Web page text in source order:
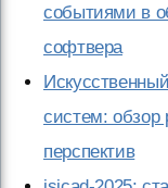
событиями в
софтвера
систем: обзор
перспектив